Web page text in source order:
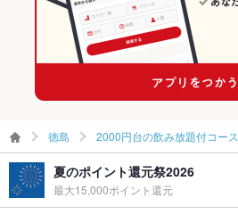
徳島 2000円台の飲み放題付コース
夏のポイント還元祭2026
最大15,000ポイント還元